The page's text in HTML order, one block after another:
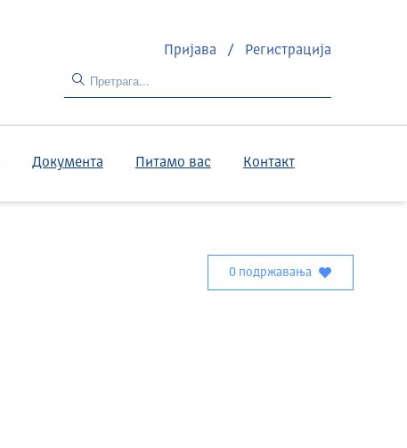
Пријава / Регистрација
Документа Питамо вас Контакт
0 подржавања